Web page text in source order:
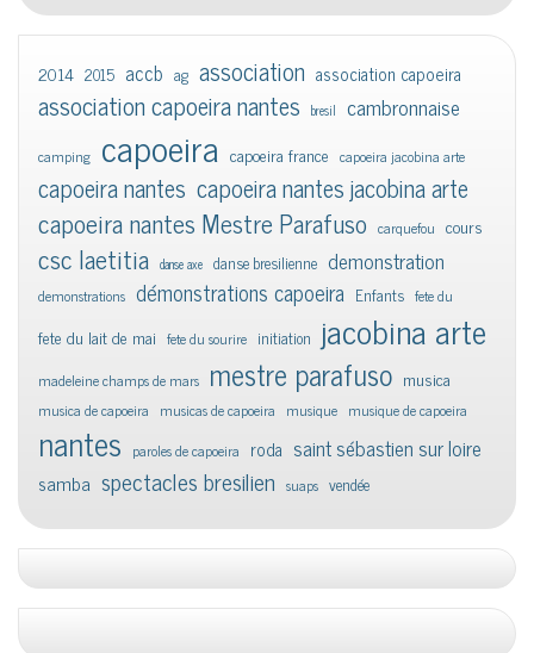
2014 2015 accb ag association association capoeira
association capoeira nantes bresil cambronnaise
camping capoeira capoeira france capoeira jacobina arte
capoeira nantes capoeira nantes jacobina arte
capoeira nantes Mestre Parafuso carquefou cours
csc laetitia danse axe danse bresilienne demonstration
demonstrations démonstrations capoeira Enfants fete du
fete du lait de mai fete du sourire initiation jacobina arte
madeleine champs de mars mestre parafuso musica
musica de capoeira musicas de capoeira musique musique de capoeira
nantes paroles de capoeira roda saint sébastien sur loire
samba spectacles bresilien suaps vendée